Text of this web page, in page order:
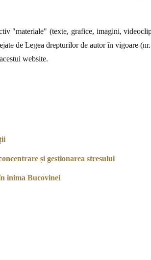
"materiale" (texte, grafice, imagini,
de Legea drepturilor de autor în vigoare
website.
și gestionarea stresului
inima Bucovinei